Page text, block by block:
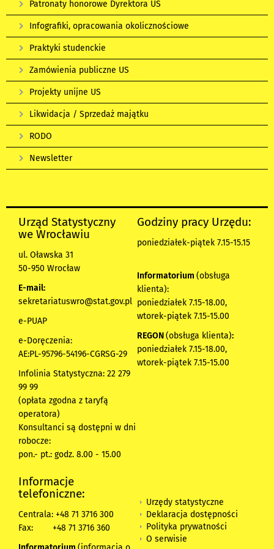
Patronaty honorowe Dyrektora US
Infografiki, opracowania okolicznościowe
Praktyki studenckie
Zamówienia publiczne US
Projekty unijne US
Likwidacja / Sprzedaż majątku
RODO
Newsletter
Urząd Statystyczny
we Wrocławiu
ul. Oławska 31
50-950 Wrocław
E-mail:
sekretariatuswro@stat.gov.pl
e-PUAP
e-Doręczenia:
AE:PL-95796-54196-CGRSG-29
Infolinia Statystyczna: 22 279
99 99
(opłata zgodna z taryfą
operatora)
Konsultanci są dostępni w dni
robocze:
pon.- pt.: godz. 8.00 - 15.00
Godziny pracy Urzędu:
poniedziałek-piątek 7.15-15.15
Informatorium (obsługa
klienta):
poniedziałek 7.15-18.00,
wtorek-piątek 7.15-15.00
REGON(obsługa klienta):
poniedziałek 7.15-18.00,
wtorek-piątek 7.15-15.00
Informacje
telefoniczne:
Centrala: +48 71 3716 300
Fax:
+48 71 3716 360
Urzędy statystyczne
Deklaracja dostępności
Polityka prywatności
O serwisie